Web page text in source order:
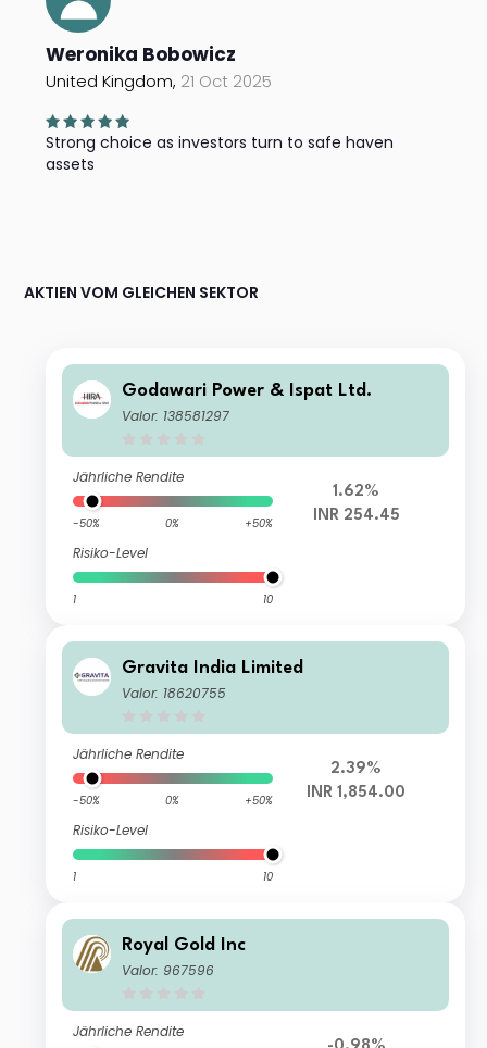
Weronika Bobowicz
United Kingdom, 21 Oct 2025
Strong choice as investors turn to safe haven
assets
AKTIEN VOM GLEICHEN SEKTOR
Godawari Power & Ispat Ltd.
Valor: 138581297
Jährliche Rendite
-50% 0% +50%
Risiko-Level
1 10
1.62%
INR 254.45
Gravita India Limited
Valor: 18620755
Jährliche Rendite
-50% 0% +50%
Risiko-Level
1 10
2.39%
INR 1,854.00
Royal Gold Inc
Valor: 967596
Jährliche Rendite